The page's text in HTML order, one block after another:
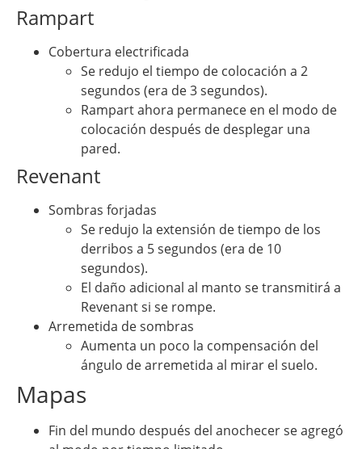
Rampart
Cobertura electrificada
Se redujo el tiempo de colocación a 2
segundos (era de 3 segundos).
Rampart ahora permanece en el modo de
colocación después de desplegar una
pared.
Revenant
Sombras forjadas
Se redujo la extensión de tiempo de los
derribos a 5 segundos (era de 10
segundos).
El daño adicional al manto se transmitirá a
Revenant si se rompe.
Arremetida de sombras
Aumenta un poco la compensación del
ángulo de arremetida al mirar el suelo.
Mapas
Fin del mundo después del anochecer se agregó